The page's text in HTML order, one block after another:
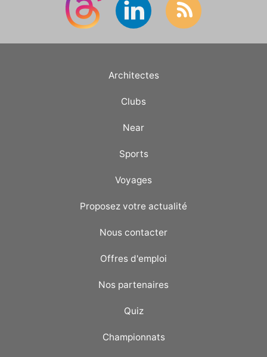
Architectes
Clubs
Near
Sports
Voyages
Proposez votre actualité
Nous contacter
Offres d'emploi
Nos partenaires
Quiz
Championnats